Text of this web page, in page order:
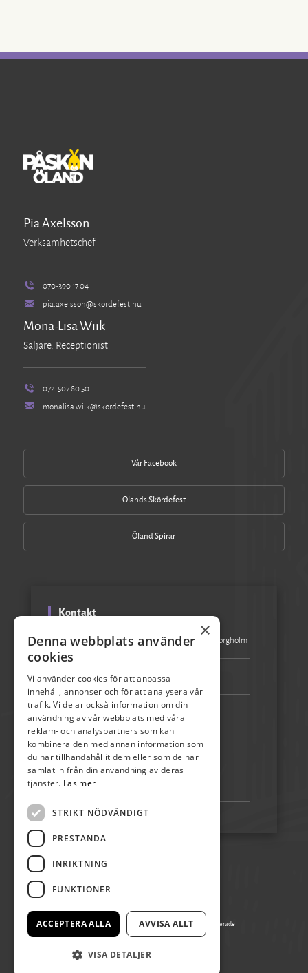
Pia Axelsson
Verksamhetschef
070-390 17 04
pia.axelsson@skordefest.nu
Mona-Lisa Wiik
Säljare, Receptionist
072-507 80 50
monalisa.wiik@skordefest.nu
Vår Facebook
Ölands Skördefest
Öland Spirar
Kontakt
Besöksadress: Turistbyrån Storgatan 1, 387 31 Borgholm
Epost: info@skordefest.nu
072-507 80 50
Bankgiro: 5192-4348
Swish: 123 222 02 67
© Copyright 2026 Påskön Öland, alla rättigheter reserverade
Producerad av Gota Media Brand Studio
×
Denna webbplats använder
cookies
Vi använder cookies för att anpassa
innehåll, annonser och för att analysera vår
trafik. Vi delar också information om din
användning av vår webbplats med våra
reklam- och analyspartners som kan
kombinera den med annan information som
du har tillhandahållit dem eller som de har
samlat in från din användning av deras
tjänster. Läs mer
STRIKT NÖDVÄNDIGT
PRESTANDA
INRIKTNING
FUNKTIONER
ACCEPTERA ALLA AVVISA ALLT
VISA DETALJER